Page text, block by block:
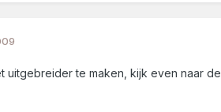
uitgebreider te maken, kijk even naar de